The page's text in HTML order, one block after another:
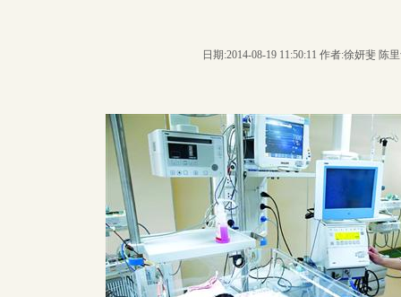
日期:2014-08-19 11:50:11 作者:徐妍斐 陈